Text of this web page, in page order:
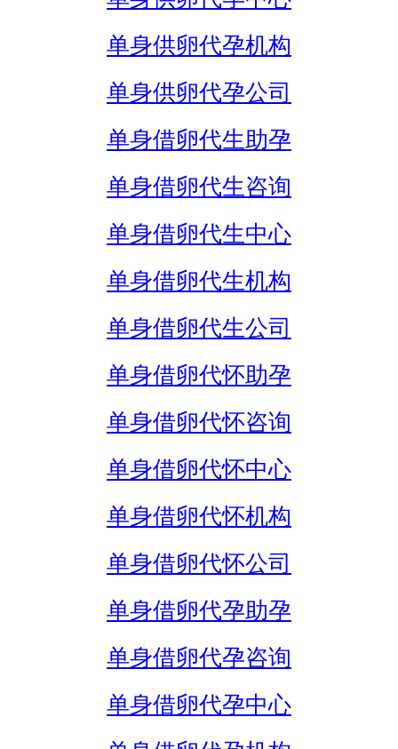
单身供卵代孕机构
单身供卵代孕公司
单身借卵代生助孕
单身借卵代生咨询
单身借卵代生中心
单身借卵代生机构
单身借卵代生公司
单身借卵代怀助孕
单身借卵代怀咨询
单身借卵代怀中心
单身借卵代怀机构
单身借卵代怀公司
单身借卵代孕助孕
单身借卵代孕咨询
单身借卵代孕中心